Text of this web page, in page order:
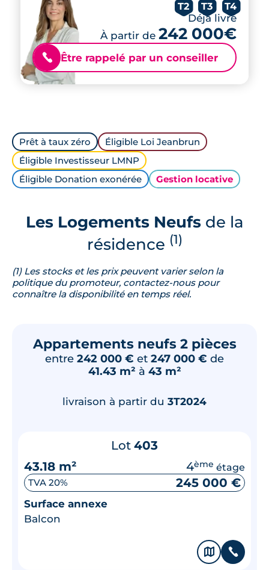
T2 T3 T4
Déjà livré
À partir de 242 000€
📞 Être rappelé par un conseiller
Prêt à taux zéro
Éligible Loi Jeanbrun
Éligible Investisseur LMNP
Éligible Donation exonérée
Gestion locative
Les Logements Neufsde la
résidence (1)
(1) Les stocks et les prix peuvent varier selon la
politique du promoteur, contactez-nous pour
connaître la disponibilité en temps réel.
Appartements neufs 2 pièces
entre 242 000 € et 247 000 € de
41.43 m² à 43 m²
livraison à partir du 3T2024
Lot 403
43.18 m²
4ème étage
TVA 20% 245 000 €
Surface annexe
Balcon
🗞 📞